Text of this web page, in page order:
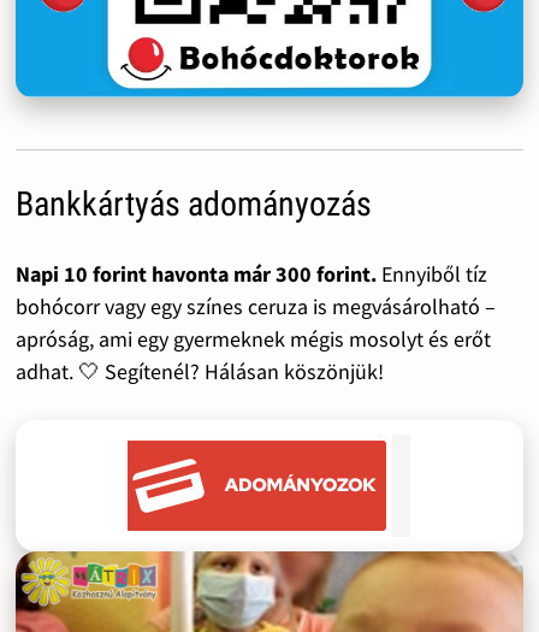
Bankkártyás adományozás
Napi 10 forint havonta már 300 forint.Ennyiből tíz
bohócorr vagy egy színes ceruza is megvásárolható –
apróság, ami egy gyermeknek mégis mosolyt és erőt
adhat. 🤍 Segítenél? Hálásan köszönjük!